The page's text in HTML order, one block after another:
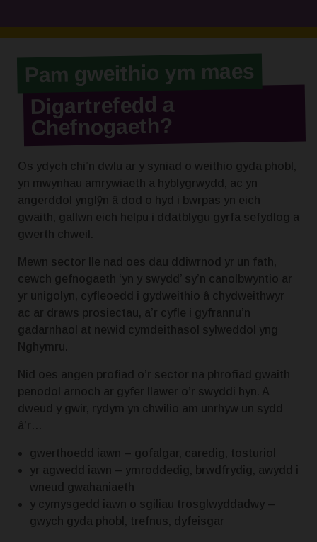
Pam gweithio ym maes
Digartrefedd a
Chefnogaeth?
Os ydych chi’n dwlu ar y syniad o weithio gyda phobl,
yn mwynhau amrywiaeth a hyblygrwydd, ac yn
angerddol ynglŷn â dod o hyd i bwrpas yn eich
gwaith, gallwn eich helpu i ddatblygu gyrfa sefydlog a
gwerth chweil.
Mewn sector lle nad oes dau ddiwrnod yr un fath,
cewch gefnogaeth ‘yn y swydd’ sy’n canolbwyntio ar
yr unigolyn, cyfleoedd i gydweithio â chydweithwyr
ac ar draws prosiectau, a’r cyfle i gyfrannu’n
gadarnhaol at newid cymdeithasol sylweddol yng
Nghymru.
Nid oes angen profiad o’r sector na phrofiad gwaith
penodol arnoch ar gyfer llawer o’r swyddi hyn. A
dweud y gwir, rydym yn chwilio am unrhyw un sydd
â’r…
gwerthoedd iawn – gofalgar, caredig, tosturiol
yr agwedd iawn – ymroddedig, brwdfrydig, awydd i
wneud gwahaniaeth
y cymysgedd iawn o sgiliau trosglwyddadwy –
gwych gyda phobl, trefnus, dyfeisgar